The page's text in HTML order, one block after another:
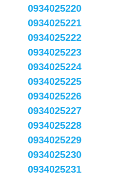
0934025220
0934025221
0934025222
0934025223
0934025224
0934025225
0934025226
0934025227
0934025228
0934025229
0934025230
0934025231